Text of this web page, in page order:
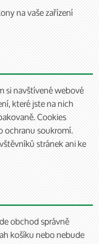
na vaše zařízení
si navštívené webové
které jste na nich
Cookies
ochranu soukromí.
stránek ani ke
obchod správně
košíku nebo nebude